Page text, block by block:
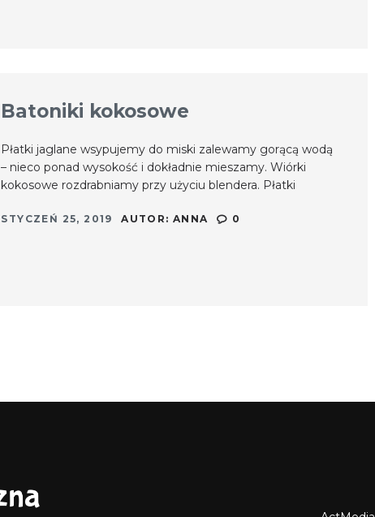
Batoniki kokosowe
Płatki jaglane wsypujemy do miski zalewamy gorącą wodą
– nieco ponad wysokość i dokładnie mieszamy. Wiórki
kokosowe rozdrabniamy przy użyciu blendera. Płatki
miksujemy na gładką masę, a następnie dodajemy
STYCZEŃ 25, 2019 AUTOR:ANNA 0